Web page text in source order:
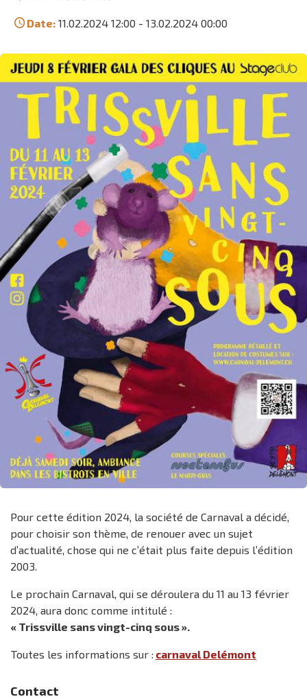
Date: 11.02.2024 12:00 -13.02.2024 00:00
Pour cette édition 2024, la société de Carnaval a décidé,
pour choisir son thème, de renouer avec un sujet
d’actualité, chose qui ne c’était plus faite depuis l’édition
2003.
Le prochain Carnaval, qui se déroulera du 11 au 13 février
2024, aura donc comme intitulé :
« Trissville sans vingt-cinq sous ».
Toutes les informations sur : carnaval Delémont
Contact